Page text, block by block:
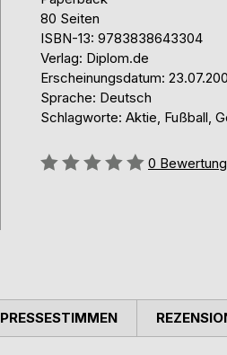
80 Seiten
ISBN-13: 9783838643304
Verlag: Diplom.de
Erscheinungsdatum:
Sprache: Deutsch
Schlagworte: Aktie, Fußball,
Bewertung::
0
PRESSESTIMMEN